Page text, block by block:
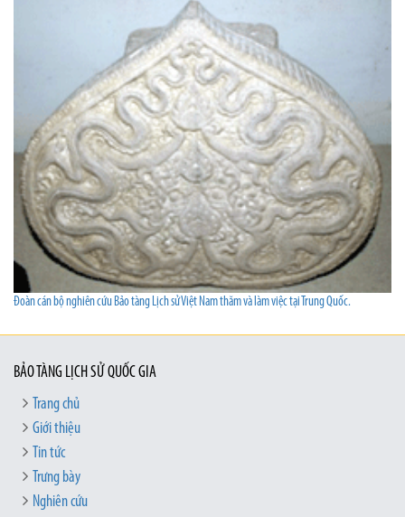
Đoàn cán bộ nghiên cứu Bảo tàng Lịch sử Việt Nam thăm và làm việc tại Trung Quốc.
BẢO TÀNG LỊCH SỬ QUỐC GIA
Trang chủ
Giới thiệu
Tin tức
Trưng bày
Nghiên cứu